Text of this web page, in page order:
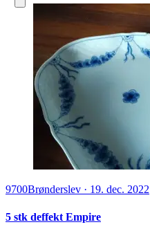
9700Brønderslev · 19. dec. 2022
5 stk deffekt Empire